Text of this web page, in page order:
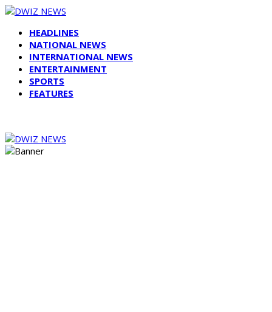
HEADLINES
NATIONAL NEWS
INTERNATIONAL NEWS
ENTERTAINMENT
SPORTS
FEATURES